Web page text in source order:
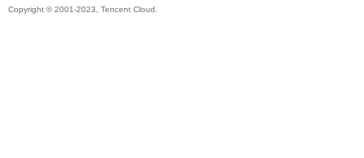
Copyright © 2001-2023, Tencent Cloud.